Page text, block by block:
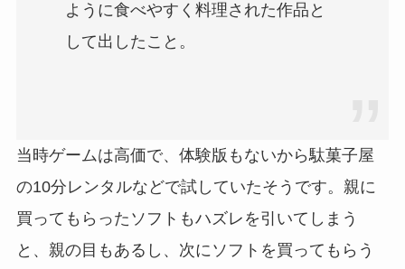
ように食べやすく料理された作品と
して出したこと。
当時ゲームは高価で、体験版もないから駄菓子屋
の10分レンタルなどで試していたそうです。親に
買ってもらったソフトもハズレを引いてしまう
と、親の目もあるし、次にソフトを買ってもらう